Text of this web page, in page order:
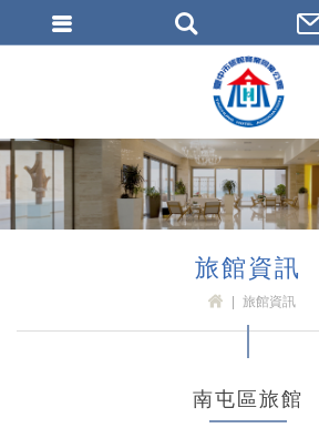
旅館資訊
旅館資訊
南屯區旅館